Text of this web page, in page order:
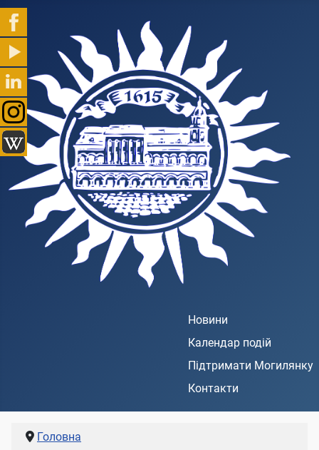
Новини
Календар подій
Підтримати Могилянку
Контакти
Головна